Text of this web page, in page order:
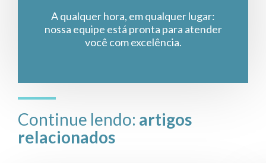
A qualquer hora, em qualquer lugar:
nossa equipe está pronta para atender
você com excelência.
Continue lendo: artigos
relacionados